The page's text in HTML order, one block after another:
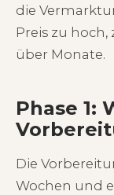
die
Preis zu
über Monate.
Phase 1:
Die
Wochen und